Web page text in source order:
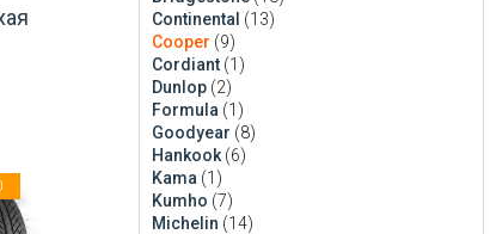
Continental (13)
Cooper (9)
Cordiant (1)
Dunlop (2)
Formula (1)
Goodyear (8)
Hankook (6)
Kama (1)
Kumho (7)
Michelin (14)